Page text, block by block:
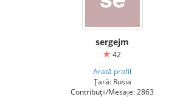
sergejm
42
Arată profil
Țară: Rusia
Contribuții/Mesaje: 2863